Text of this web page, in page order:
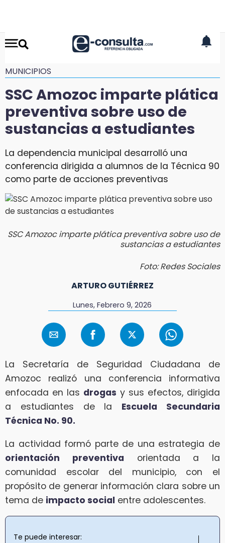
MUNICIPIOS
SSC Amozoc imparte plática
preventiva sobre uso de
sustancias a estudiantes
La dependencia municipal desarrolló una
conferencia dirigida a alumnos de la Técnica 90
como parte de acciones preventivas
SSC Amozoc imparte plática preventiva sobre uso de
sustancias a estudiantes
Foto: Redes Sociales
ARTURO GUTIÉRREZ
Lunes, Febrero 9, 2026
La Secretaría de Seguridad Ciudadana de
Amozoc realizó una conferencia informativa
enfocada en las drogas y sus efectos, dirigida
a estudiantes de la Escuela Secundaria
Técnica No. 90.
La actividad formó parte de una estrategia de
orientación preventiva orientada a la
comunidad escolar del municipio, con el
propósito de generar información clara sobre un
tema de impacto social entre adolescentes.
Te puede interesar: